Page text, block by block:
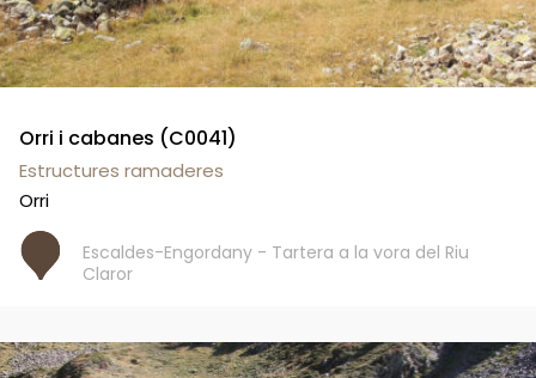
Orri i cabanes (C0041)
Estructures ramaderes
Orri
Escaldes-Engordany - Tartera a la vora del Riu
Claror